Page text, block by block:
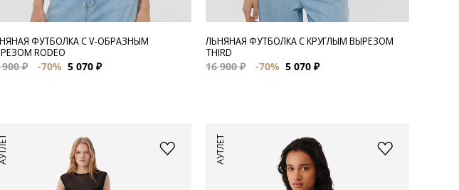
ФУТБОЛКА С V-ОБРАЗНЫМ
RODEO
₽
-70% 5 070 ₽
ЛЬНЯНАЯ ФУТБОЛКА С КРУГЛЫМ ВЫРЕЗОМ
THIRD
16 900 ₽
-70% 5 070 ₽
АУТЛЕТ АУТЛЕТ